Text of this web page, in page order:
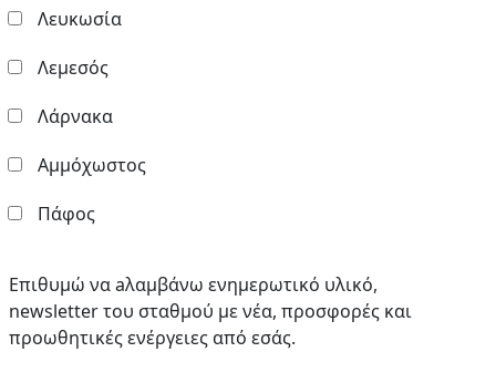
Λευκωσία
Λεμεσός
Λάρνακα
Αμμόχωστος
Πάφος
Επιθυμώ να aλαμβάνω ενημερωτικό υλικό,
newsletter του σταθμού με νέα, προσφορές και
προωθητικές ενέργειες από εσάς.